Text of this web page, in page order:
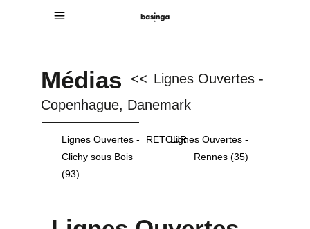
Médias << Lignes Ouvertes -
Copenhague, Danemark
Lignes Ouvertes -
Clichy sous Bois
(93)
RETOURLignes Ouvertes -
Rennes (35)